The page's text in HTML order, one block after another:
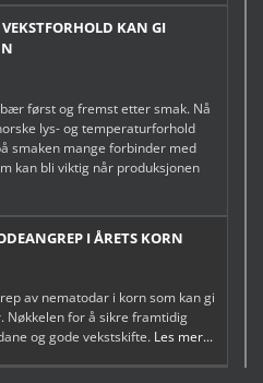
KAN GI
først og fremst etter smak. Nå
lys- og temperaturforhold
smaken mange forbinder med
kan bli viktig når produksjonen
I ÅRETS KORN
av nematodar i korn som kan gi
Nøkkelen for å sikre framtidig
og gode vekstskifte. Les mer...